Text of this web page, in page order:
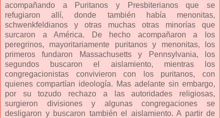
acompañando a Puritanos y Presbiterianos que se
refugiaron allí, donde también había menonitas,
schwenkfeldianos y otras muchas otras minorías que
surcaron a América. De hecho acompañaron a los
peregrinos, mayoritariamente puritanos y menonitas, los
primeros fundaron Massachusetts y Pennsylvania, los
segundos buscaron el aislamiento, mientras los
congregacionistas convivieron con los puritanos, con
quienes compartían ideología. Mas adelante sin embargo,
por su tozudo rechazo a las autoridades religiosas,
surgieron divisiones y algunas congregaciones se
desligaron y buscaron también el aislamiento. A partir de